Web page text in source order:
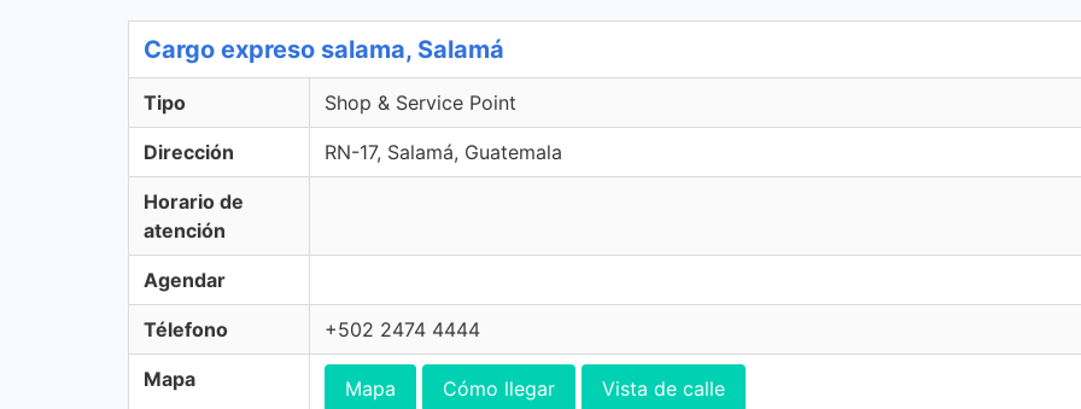
Cargo expreso salama, Salamá
Tipo Shop & Service Point
Dirección RN-17, Salamá, Guatemala
Horario de
atención
Agendar
Télefono +502 2474 4444
Mapa Mapa Cómo llegar Vista de calle